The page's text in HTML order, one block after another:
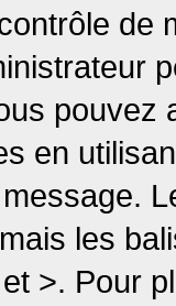
de
pouvez
en
les
>. Pour